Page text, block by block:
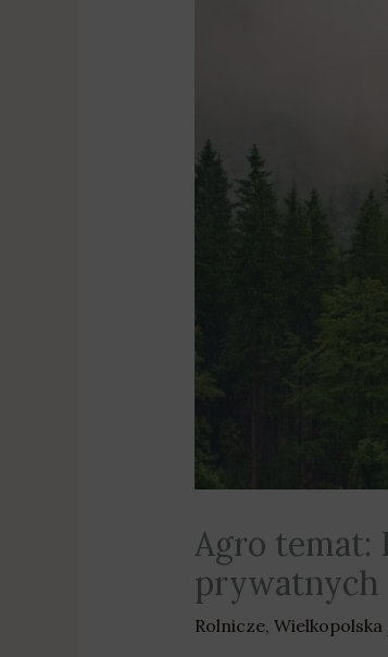
Agro temat:
prywatnych
Rolnicze, Wielkopolska